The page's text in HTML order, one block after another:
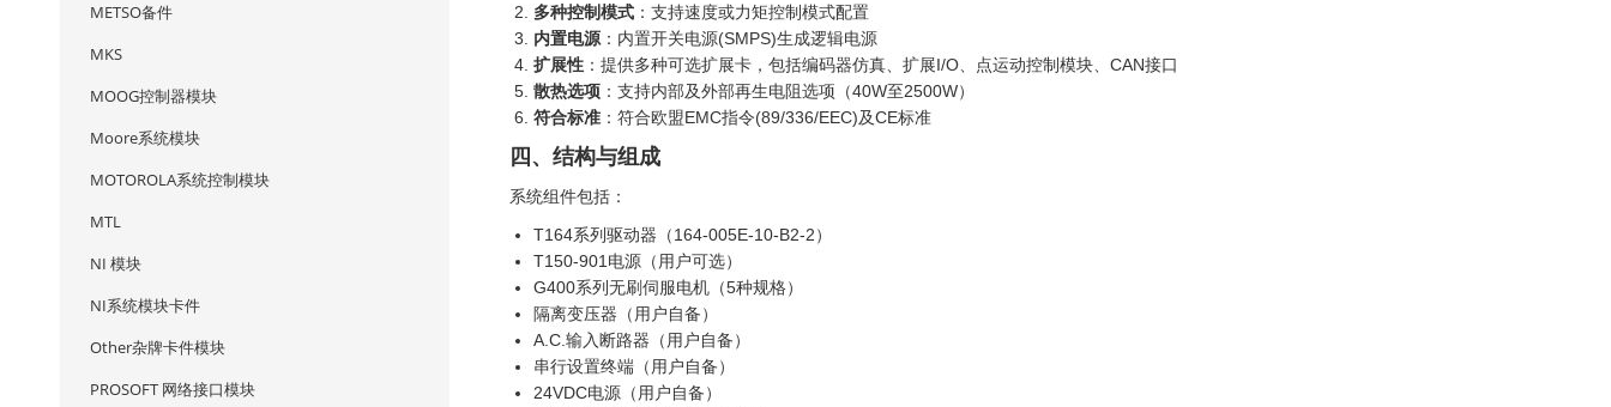
多种控制模式 ：支持速度或力矩控制模式配置
内置电源 ：内置开关电源(SMPS)生成逻辑电源
扩展性 ：提供多种可选扩展卡，包括编码器仿真、扩展I/O、点运动控制模块、CAN接口
散热选项 ：支持内部及外部再生电阻选项（40W至2500W）
符合标准 ：符合欧盟EMC指令(89/336/EEC)及CE标准
四、结构与组成
系统组件包括：
T164系列驱动器（164-005E-10-B2-2）
T150-901电源（用户可选）
G400系列无刷伺服电机（5种规格）
隔离变压器（用户自备）
A.C.输入断路器（用户自备）
串行设置终端（用户自备）
24VDC电源（用户自备）
METSO备件
MKS
MOOG控制器模块
Moore系统模块
MOTOROLA系统控制模块
MTL
NI 模块
NI系统模块卡件
Other杂牌卡件模块
PROSOFT 网络接口模块